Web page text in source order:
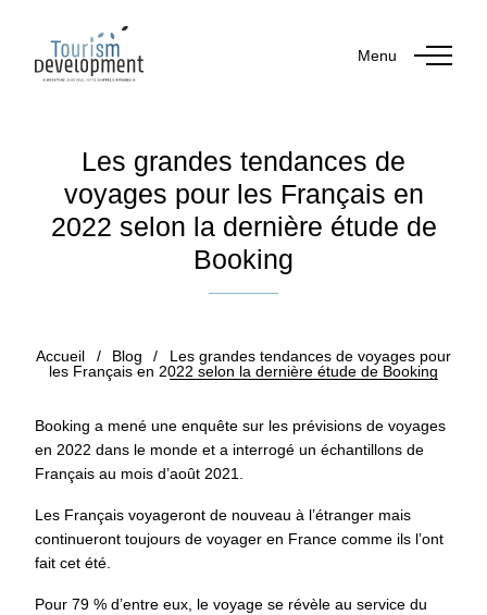
Menu
Les grandes tendances de
voyages pour les Français en
2022 selon la dernière étude de
Booking
Accueil / Blog /
Les grandes tendances de voyages pour
les Français en 2022 selon la dernière étude de Booking
Booking a mené une enquête sur les prévisions de voyages
en 2022 dans le monde et a interrogé un échantillons de
Français au mois d’août 2021.
Les Français voyageront de nouveau à l’étranger mais
continueront toujours de voyager en France comme ils l’ont
fait cet été.
Pour 79 % d’entre eux, le voyage se révèle au service du